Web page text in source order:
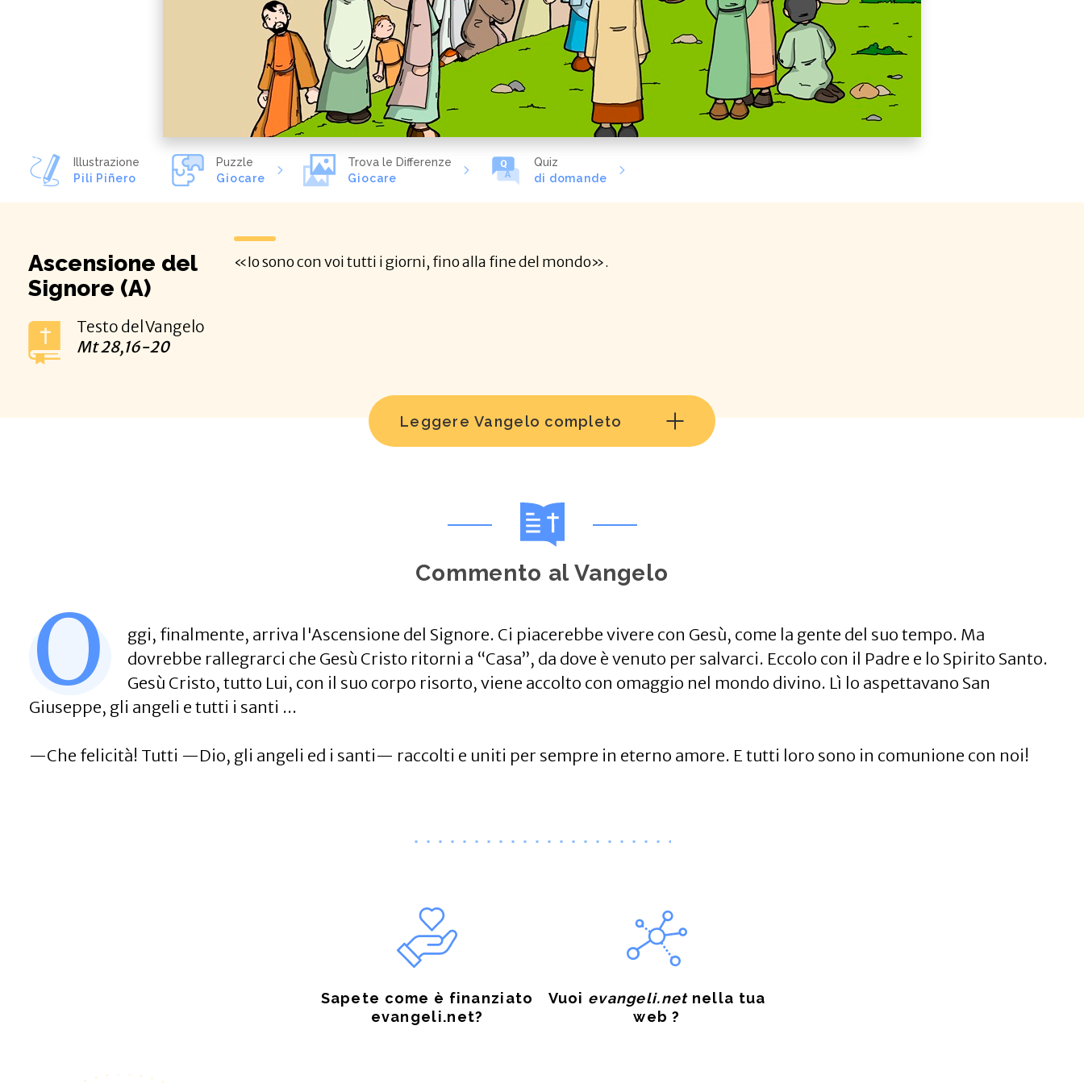
Illustrazione
Pili Piñero
Puzzle
Giocare
Trova le Differenze
Giocare
Quiz
di domande
Ascensione del
Signore (A)
Testo del Vangelo
Mt28,16-20
«Io sono con voi tutti i giorni, fino alla fine del mondo».
Leggere Vangelo completo
Commento al Vangelo
O
ggi, finalmente, arriva l'Ascensione del Signore. Ci piacerebbe vivere con Gesù, come la gente del suo tempo. Ma
dovrebbe rallegrarci che Gesù Cristo ritorni a “Casa”, da dove è venuto per salvarci. Eccolo con il Padre e lo Spirito Santo.
Gesù Cristo, tutto Lui, con il suo corpo risorto, viene accolto con omaggio nel mondo divino. Lì lo aspettavano San
Giuseppe, gli angeli e tutti i santi ...
—Che felicità! Tutti —Dio, gli angeli ed i santi— raccolti e uniti per sempre in eterno amore. E tutti loro sono in comunione con noi!
Sapete come è finanziato
evangeli.net?
Vuoi evangeli.netnella tua
web ?